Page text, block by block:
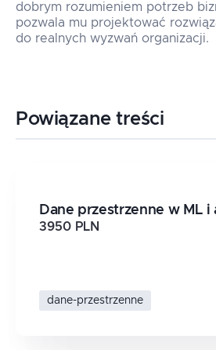
dobrym rozumieniem potrzeb
pozwala mu projektować
do realnych wyzwań organizacji.
Powiązane treści
Dane przestrzenne w ML i
3950 PLN
dane-przestrzenne